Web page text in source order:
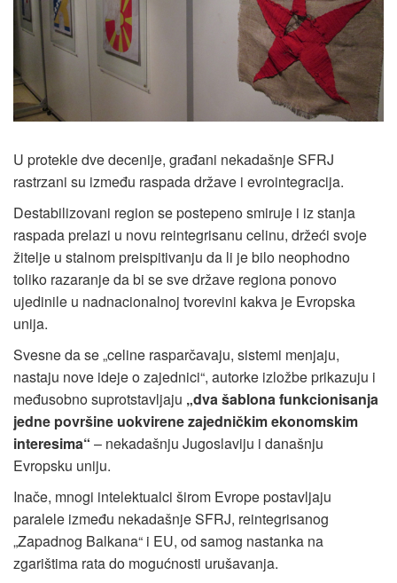
U protekle dve decenije, građani nekadašnje SFRJ
rastrzani su između raspada države i evrointegracija.
Destabilizovani region se postepeno smiruje i iz stanja
raspada prelazi u novu reintegrisanu celinu, držeći svoje
žitelje u stalnom preispitivanju da li je bilo neophodno
toliko razaranje da bi se sve države regiona ponovo
ujedinile u nadnacionalnoj tvorevini kakva je Evropska
unija.
Svesne da se „celine rasparčavaju, sistemi menjaju,
nastaju nove ideje o zajednici“, autorke izložbe prikazuju i
međusobno suprotstavljaju „dva šablona funkcionisanja
jedne površine uokvirene zajedničkim ekonomskim
interesima“ – nekadašnju Jugoslaviju i današnju
Evropsku uniju.
Inače, mnogi intelektualci širom Evrope postavljaju
paralele između nekadašnje SFRJ, reintegrisanog
„Zapadnog Balkana“ i EU, od samog nastanka na
zgarištima rata do mogućnosti urušavanja.